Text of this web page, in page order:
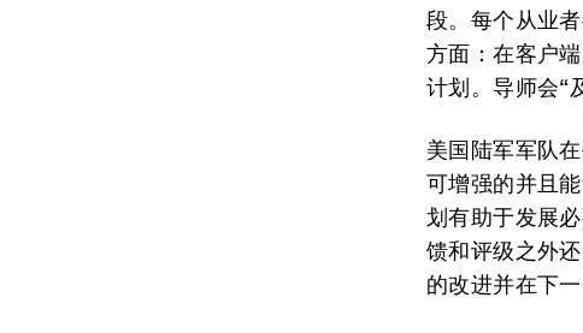
段。每个从业
方面：在客户
计划。导师会“
美国陆军军队
可增强的并且
划有助于发展
馈和评级之外
的改进并在下